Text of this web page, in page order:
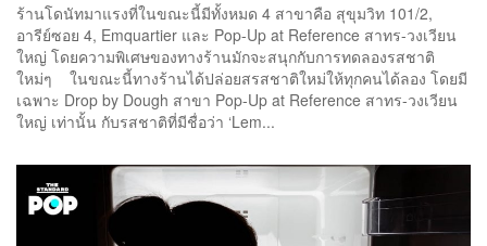
ร้านโดนัทมาแรงที่ในขณะนี้มีทั้งหมด 4 สาขาคือ สุขุมวิท 101/2,
อารีย์ซอย 4, Emquartier และ Pop-Up at Reference สาทร-วงเวียน
ใหญ่ โดยความพิเศษของทางร้านมักจะสนุกกับการทดลองรสชาติ
ใหม่ๆ ในขณะนี้ทางร้านได้ปล่อยสรสชาติใหม่ให้ทุกคนได้ลอง โดยมี
เฉพาะ Drop by Dough สาขา Pop-Up at Reference สาทร-วงเวียน
ใหญ่ เท่านั้น กับรสชาติที่มีชื่อว่า ‘Lem...